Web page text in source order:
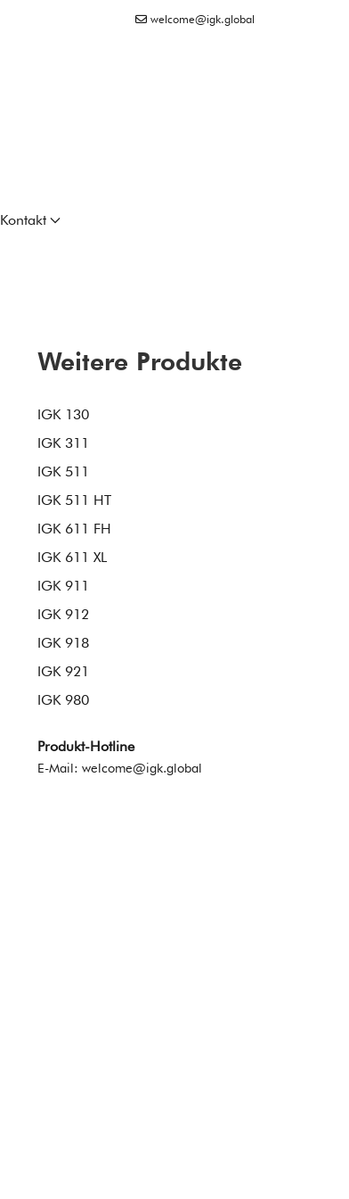
welcome@igk.global
Kontakt
Weitere Produkte
IGK 130
IGK 311
IGK 511
IGK 511 HT
IGK 611 FH
IGK 611 XL
IGK 911
IGK 912
IGK 918
IGK 921
IGK 980
Produkt-Hotline
E-Mail: welcome@igk.global